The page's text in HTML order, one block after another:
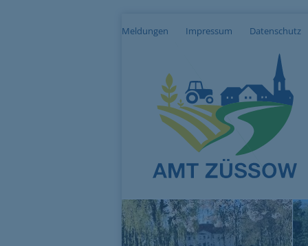
Meldungen Impressum Datenschutz